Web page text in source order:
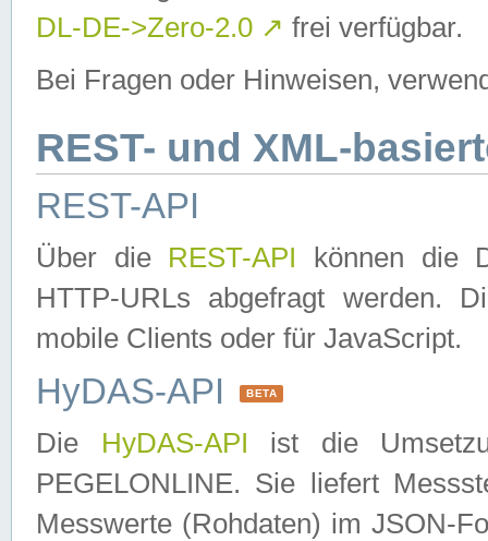
DL-DE->Zero-2.0 ↗ frei verfügbar.
Bei Fragen oder Hinweisen,
REST- und XML-
REST-API
Über die REST-API können die
HTTP-URLs abgefragt werden.
mobile Clients oder für JavaScript.
HyDAS-API BETA
Die HyDAS-API ist die
PEGELONLINE. Sie liefert
Messwerte (Rohdaten) im JSON-